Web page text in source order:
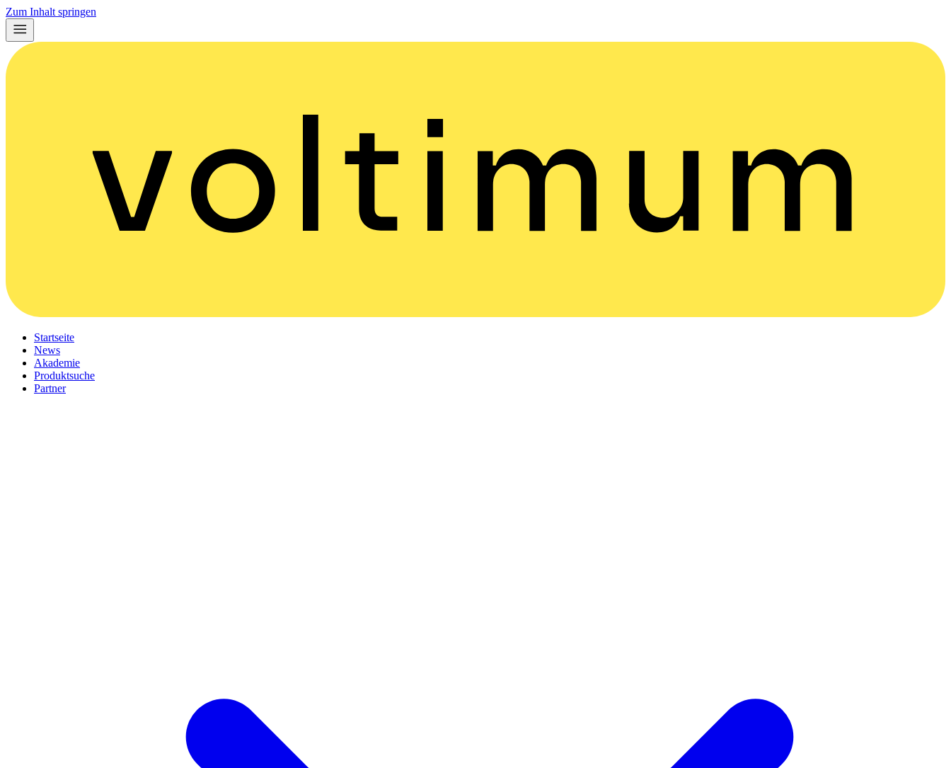
Zum Inhalt springen
Startseite
News
Akademie
Produktsuche
Partner